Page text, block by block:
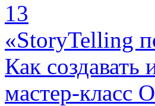
13
«StoryTelling
Как создавать
мастер-